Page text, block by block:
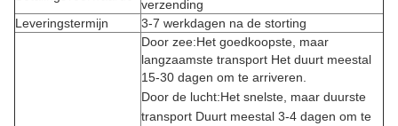
verzending
Leveringstermijn
3-7 werkdagen na de storting
Door zee:Het goedkoopste, maar
langzaamste transport Het duurt meestal
15-30 dagen om te arriveren.
Door de lucht:Het snelste, maar duurste
transport Duurt meestal 3-4 dagen om te